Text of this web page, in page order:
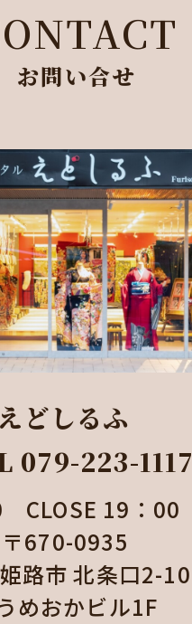
お問い合せ
えどしるふ
079-223-
CLOSE 19：
〒670-0935
姫路市 北条口
うめおかビル1F